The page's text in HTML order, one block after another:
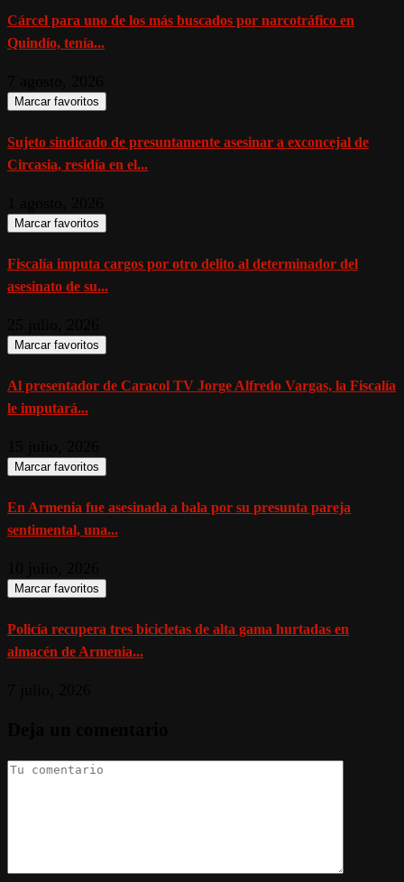
Cárcel para uno de los más buscados por narcotráfico en
Quindío, tenía...
Marcar favoritos
Sujeto sindicado de presuntamente asesinar a exconcejal de
Circasia, residía en el...
Marcar favoritos
Fiscalía imputa cargos por otro delito al determinador del
asesinato de su...
Marcar favoritos
Al presentador de Caracol TV Jorge Alfredo Vargas, la Fiscalía
le imputará...
Marcar favoritos
En Armenia fue asesinada a bala por su presunta pareja
sentimental, una...
Marcar favoritos
Policía recupera tres bicicletas de alta gama hurtadas en
almacén de Armenia...